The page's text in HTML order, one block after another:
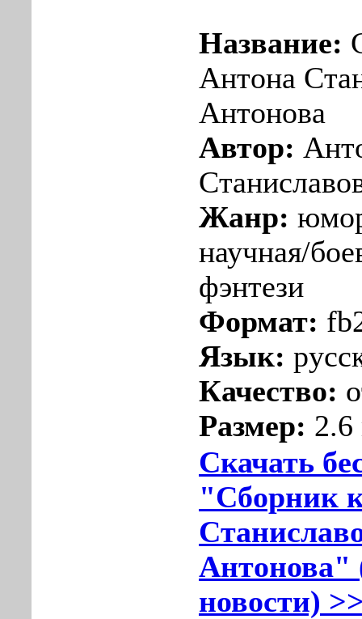
Название:
Антона
Антонова
Автор:
Жанр:
научная/
фэнтези
Формат:
Язык:
Качество:
Размер: 2.6
Скачать
"Сборник
Антонова"
новости)